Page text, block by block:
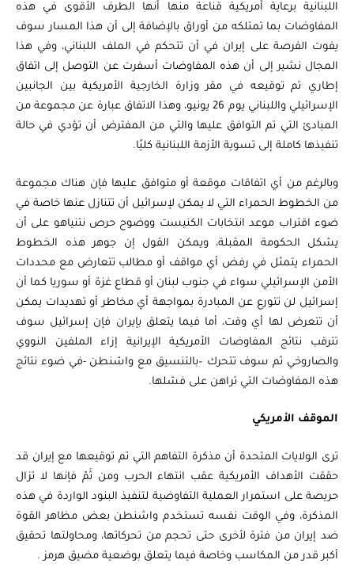
اللبنانية برعاية أمريكية قناعة منها أنها الطرف الأقوى في هذه
المفاوضات بما تمتلكه من أوراق بالإضافة إلى أن هذا المسار سوف
يفوت الفرصة على إيران في أن تتحكم في الملف اللبناني، وفي هذا
المجال نشير إلى أن هذه المفاوضات أسفرت عن التوصل إلى اتفاق
إطاري تم توقيعه في مقر وزارة الخارجية الأمريكية بين الجانبين
الإسرائيلي واللبناني يوم 26 يونيو، وهذا الاتفاق عبارة عن مجموعة من
المبادئ التي تم التوافق عليها والتي من المفترض أن تؤدي في حالة
تنفيذها كاملة إلى تسوية الأزمة اللبنانية كليًا.
وبالرغم من أي اتفاقات موقعة أو متوافق عليها فإن هناك مجموعة
من الخطوط الحمراء التي لا يمكن لإسرائيل أن تتنازل عنها خاصة في
ضوء اقتراب موعد انتخابات الكنيست ووضوح حرص نتنياهو على أن
يشكل الحكومة المقبلة، ويمكن القول إن جوهر هذه الخطوط
الحمراء يتمثل في رفض أي مواقف أو مطالب تتعارض مع محددات
الأمن الإسرائيلي سواء في جنوب لبنان أو قطاع غزة أو سوريا كما أن
إسرائيل لن تتورع عن المبادرة بمواجهة أي مخاطر أو تهديدات يمكن
أن تتعرض لها أي وقت، أما فيما يتعلق بإيران فإن إسرائيل سوف
تترقب نتائج المفاوضات الأمريكية الإيرانية إزاء الملفين النووي
والصاروخي ثم سوف تتحرك –بالتنسيق مع واشنطن -في ضوء نتائج
هذه المفاوضات التي تراهن على فشلها.
الموقف الأمريكي
ترى الولايات المتحدة أن مذكرة التفاهم التي تم توقيعها مع إيران قد
حققت الأهداف الأمريكية عقب انتهاء الحرب ومن ثَمّ فإنها لا تزال
حريصة على استمرار العملية التفاوضية لتنفيذ البنود الواردة في هذه
المذكرة، وفي الوقت نفسه تستخدم واشنطن بعض مظاهر القوة
ضد إيران من فترة لأخرى حتى تحجم من تحركاتها، ومحاولتها تحقيق
أكبر قدر من المكاسب وخاصة فيما يتعلق بوضعية مضيق هرمز .